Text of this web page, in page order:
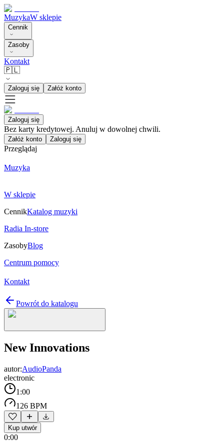
MuzykaW sklepie
Cennik
Zasoby
Kontakt
🇵🇱
Zaloguj się Załóż konto
Zaloguj się
Bez karty kredytowej. Anuluj w dowolnej chwili.
Załóż konto Zaloguj się
Przeglądaj
Muzyka
W sklepie
CennikKatalog muzyki
Radia In-store
ZasobyBlog
Centrum pomocy
Kontakt
Powrót do katalogu
New Innovations
autor:AudioPanda
electronic
1:00
126 BPM
Kup utwór
0:00